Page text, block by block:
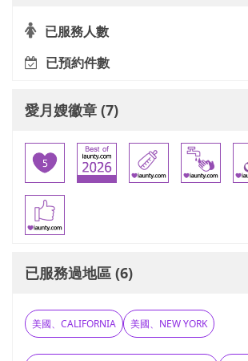
已服務人數
已預約件數
愛月嫂徽章 (7)
已服務過地區 (6)
美國、CALIFORNIA 美國、NEW YORK